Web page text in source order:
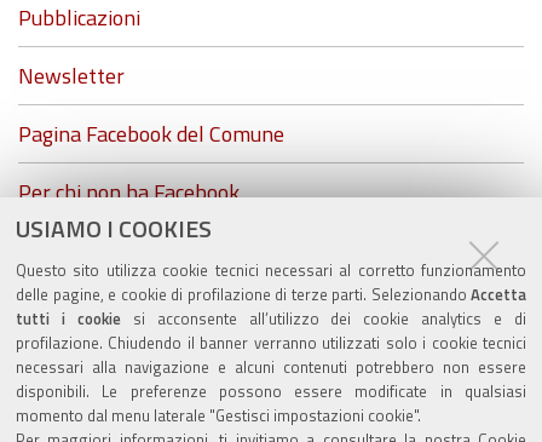
USIAMO I COOKIES
Questo sito utilizza cookie tecnici necessari al corretto funzionamento
delle pagine, e cookie di profilazione di terze parti. Selezionando Accetta
tutti i cookiesi acconsente all’utilizzo dei cookie analytics e di
profilazione. Chiudendo il banner verranno utilizzati solo i cookie tecnici
necessari alla navigazione e alcuni contenuti potrebbero non essere
disponibili. Le preferenze possono essere modificate in qualsiasi
momento dal menu laterale "Gestisci impostazioni cookie".
Pubblicazioni
Newsletter
Pagina Facebook del Comune
Per chi non ha Facebook...
ZolaGram - il canale Telegram del Comune di Zola
Predosa
Valuta questo sito